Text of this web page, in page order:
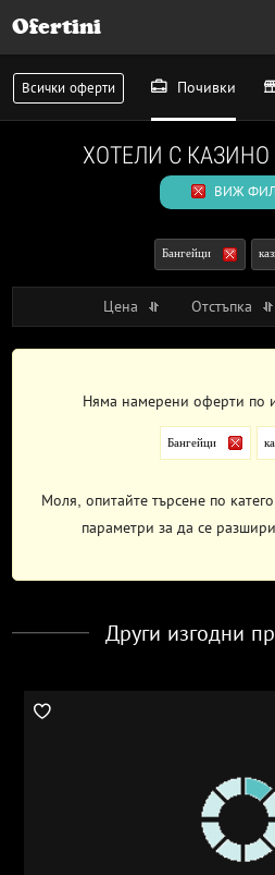
Ofertini
Всички оферти Почивки
ХОТЕЛИ С КАЗИНО
ВИЖ
Бангейци
Цена Отстъпка
Няма намерени оферти по
Бангейци
Моля, опитайте търсене по
параметри за да се
Други изгодни